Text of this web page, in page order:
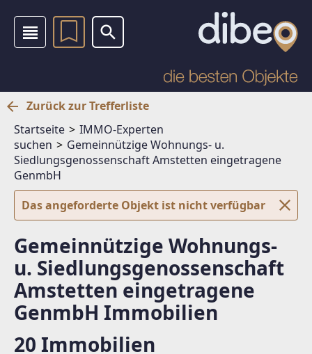
Zurück zur Trefferliste
Startseite
IMMO-Experten
suchen
Gemeinnützige Wohnungs- u.
Siedlungsgenossenschaft Amstetten eingetragene
GenmbH
Das angeforderte Objekt ist nicht verfügbar
Gemeinnützige Wohnungs-
u. Siedlungsgenossenschaft
Amstetten eingetragene
GenmbH Immobilien
20 Immobilien